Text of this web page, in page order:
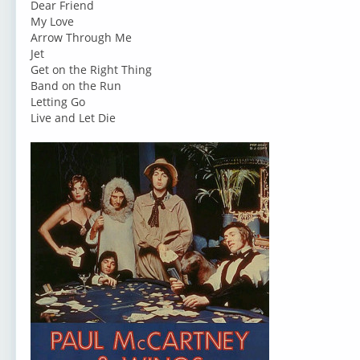
Dear Friend
My Love
Arrow Through Me
Jet
Get on the Right Thing
Band on the Run
Letting Go
Live and Let Die